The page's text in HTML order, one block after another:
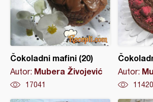
Čokoladni mafini (20)
Autor: Mubera Živojević
17041
Autor:
11420